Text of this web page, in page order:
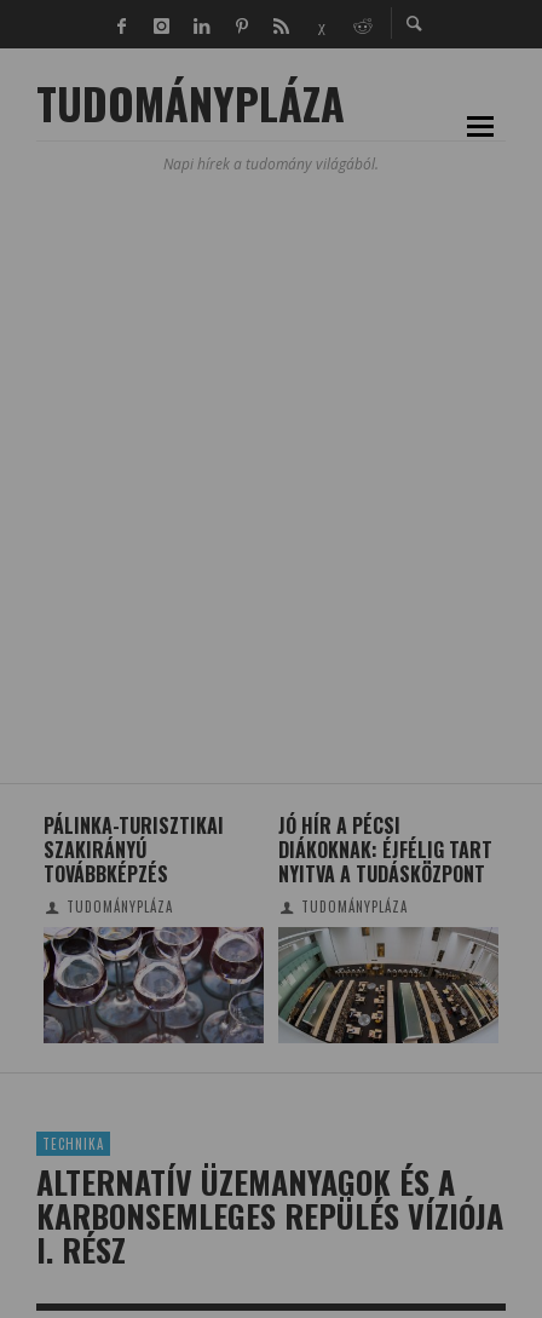
TUDOMÁNYPLÁZA
Napi hírek a tudomány világából.
PÁLINKA-TURISZTIKAI
SZAKIRÁNYÚ
TOVÁBBKÉPZÉS
TUDOMÁNYPLÁZA
JÓ HÍR A PÉCSI
DIÁKOKNAK: ÉJFÉLIG TART
NYITVA A TUDÁSKÖZPONT
TUDOMÁNYPLÁZA
TECHNIKA
ALTERNATÍV ÜZEMANYAGOK ÉS A
KARBONSEMLEGES REPÜLÉS VÍZIÓJA
I. RÉSZ